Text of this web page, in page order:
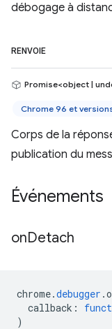
débogage à
RENVOIE
Promise<object |
Chrome 96 et
Corps de la
publication du
Événements
onDetach
chrome.debugger .
callback :
)